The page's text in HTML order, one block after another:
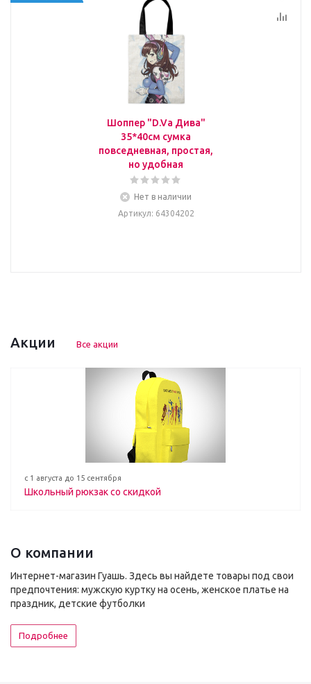
Шоппер "D.Va Дива"
35*40см сумка
повседневная, простая,
но удобная
Нет в наличии
Артикул: 64304202
Акции Все акции
с 1 августа до 15 сентября
Школьный рюкзак со скидкой
О компании
Интернет-магазин Гуашь. Здесь вы найдете товары под свои
предпочтения: мужскую куртку на осень, женское платье на
праздник, детские футболки
Подробнее